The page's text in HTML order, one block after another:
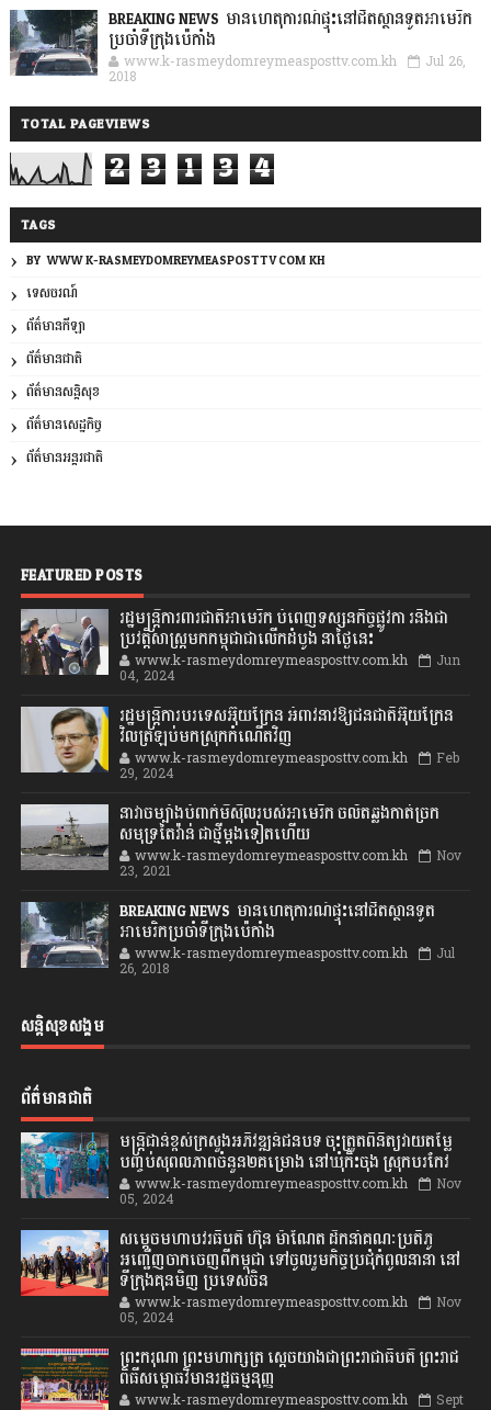
BREAKING NEWS: មានហេតុការណ៍ផ្ទុះនៅជិតស្ថានទូតអាមេរិក
ប្រចាំទីក្រុងប៉េកាំង
www.k-rasmeydomreymeasposttv.com.kh Jul 26,
2018
TOTAL PAGEVIEWS
2 3 1 3 4
TAGS
BY: WWW.K-RASMEYDOMREYMEASPOSTTV.COM.KH
ទេសចរណ៍
ព័ត៌មានកីឡា
ព័ត៌មានជាតិ
ព័ត៌មានសន្តិសុខ
ព័ត៌មានសេដ្ឋកិច្ច
ព័ត៌មានអន្តរជាតិ
FEATURED POSTS
រដ្ឋមន្រ្តីការពារជាតិអាមេរិក បំពេញទស្សនកិច្ចផ្លូវកា រនិងជា
ប្រវត្តិសាស្រ្តមកកម្ពុជាជាលើកដំបូង នាថ្ងៃនេះ
www.k-rasmeydomreymeasposttv.com.kh Jun
04, 2024
រដ្ឋមន្ត្រីការបរទេសអ៊ុយក្រែន អំពាវនាវឱ្យជនជាតិអ៊ុយក្រែន
វិលត្រឡប់មកស្រុកកំណើតវិញ
www.k-rasmeydomreymeasposttv.com.kh Feb
29, 2024
នាវាចម្បាំងបំពាក់មីស៊ីលរបស់អាមេរិក ចល័តឆ្លងកាត់ច្រក
សមុទ្រតៃវ៉ាន់ ជាថ្មីម្តងទៀតហើយ
www.k-rasmeydomreymeasposttv.com.kh Nov
23, 2021
BREAKING NEWS: មានហេតុការណ៍ផ្ទុះនៅជិតស្ថានទូត
អាមេរិកប្រចាំទីក្រុងប៉េកាំង
www.k-rasmeydomreymeasposttv.com.kh Jul
26, 2018
សន្តិសុខសង្គម
ព័ត៌មានជាតិ
មន្ត្រីជាន់ខ្ពស់ក្រសួងអភិវឌ្ឍន៍ជនបទ ចុះត្រួតពិនិត្យវាយតម្លៃ
បញ្ចប់សុពលភាពចំនួន២គម្រោង នៅឃុំកិះចុង ស្រុកបរកែវ
www.k-rasmeydomreymeasposttv.com.kh Nov
05, 2024
សម្តេចមហាបវរធិបតី ហ៊ុន ម៉ាណែត ដឹកនាំគណៈប្រតិភូ
អញ្ជើញចាកចេញពីកម្ពុជា ទៅចូលរួមកិច្ចប្រជុំកំពូលនានា នៅ
ទីក្រុងគុនមិញ ប្រទេសចិន
www.k-rasmeydomreymeasposttv.com.kh Nov
05, 2024
ព្រះករុណា ព្រះមហាក្សត្រ ស្តេចយាងជាព្រះរាជាធិបតី ព្រះរាជ
ពិធីសម្ពោធវិមានរដ្ឋធម្មនុញ្ញ
www.k-rasmeydomreymeasposttv.com.kh Sept